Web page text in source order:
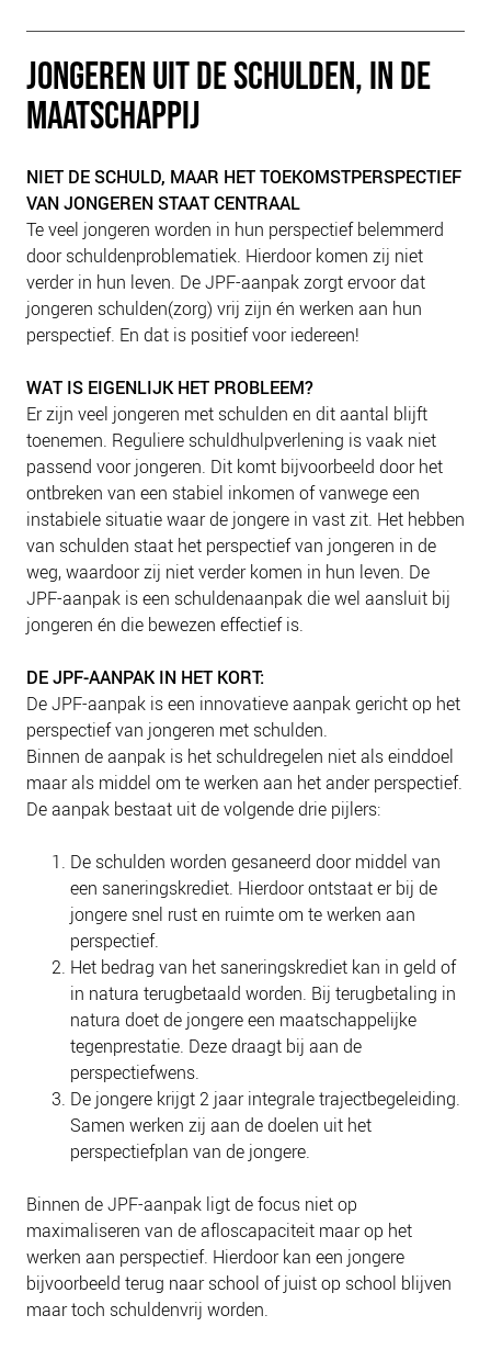
DOORBRAAKMETHODE
COLLECTIEF SCHULDREGELEN
NEDERLANDSE SCHULDHULPROUTE (NSR)
OVER ONS
VISIE EN MISSIE
HET TEAM
ONZE PARTNERS
VACATURES
IN DE MEDIA
OVER NCFG
NIEUWS
BLOGS
JONGEREN UIT DE SCHULDEN, IN DE
MAATSCHAPPIJ
NIET DE SCHULD, MAAR HET TOEKOMSTPERSPECTIEF
VAN JONGEREN STAAT CENTRAAL
Te veel jongeren worden in hun perspectief belemmerd
door schuldenproblematiek. Hierdoor komen zij niet
verder in hun leven. De JPF-aanpak zorgt ervoor dat
jongeren schulden(zorg) vrij zijn én werken aan hun
perspectief. En dat is positief voor iedereen!
WAT IS EIGENLIJK HET PROBLEEM?
Er zijn veel jongeren met schulden en dit aantal blijft
toenemen. Reguliere schuldhulpverlening is vaak niet
passend voor jongeren. Dit komt bijvoorbeeld door het
ontbreken van een stabiel inkomen of vanwege een
instabiele situatie waar de jongere in vast zit. Het hebben
van schulden staat het perspectief van jongeren in de
weg, waardoor zij niet verder komen in hun leven. De
JPF-aanpak is een schuldenaanpak die wel aansluit bij
jongeren én die bewezen effectief is.
DE JPF-AANPAK IN HET KORT:
De JPF-aanpak is een innovatieve aanpak gericht op het
perspectief van jongeren met schulden.
Binnen de aanpak is het schuldregelen niet als einddoel
maar als middel om te werken aan het ander perspectief.
De aanpak bestaat uit de volgende drie pijlers:
De schulden worden gesaneerd door middel van
een saneringskrediet. Hierdoor ontstaat er bij de
jongere snel rust en ruimte om te werken aan
perspectief.
Het bedrag van het saneringskrediet kan in geld of
in natura terugbetaald worden. Bij terugbetaling in
natura doet de jongere een maatschappelijke
tegenprestatie. Deze draagt bij aan de
perspectiefwens.
De jongere krijgt 2 jaar integrale trajectbegeleiding.
Samen werken zij aan de doelen uit het
perspectiefplan van de jongere.
Binnen de JPF-aanpak ligt de focus niet op
maximaliseren van de afloscapaciteit maar op het
werken aan perspectief. Hierdoor kan een jongere
bijvoorbeeld terug naar school of juist op school blijven
maar toch schuldenvrij worden.